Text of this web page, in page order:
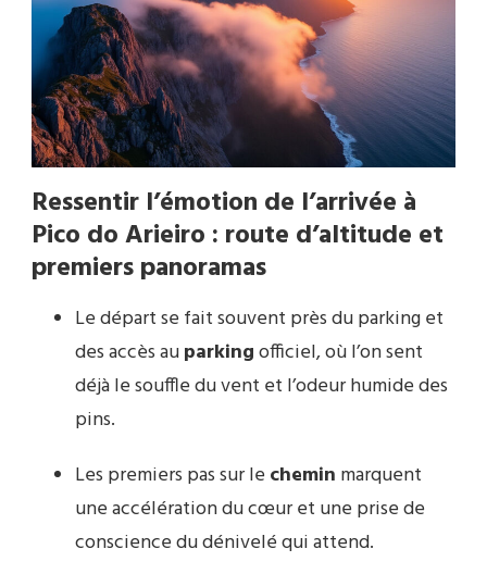
Ressentir l’émotion de l’arrivée à
Pico do Arieiro : route d’altitude et
premiers panoramas
Le départ se fait souvent près du parking et
des accès auparkingofficiel, où l’on sent
déjà le souffle du vent et l’odeur humide des
pins.
Les premiers pas sur le chemin marquent
une accélération du cœur et une prise de
conscience du dénivelé qui attend.